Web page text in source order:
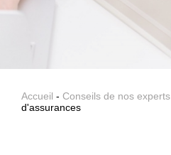
Accueil - Conseils de nos experts
d'assurances